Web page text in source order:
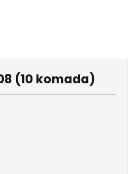
(10 komada)